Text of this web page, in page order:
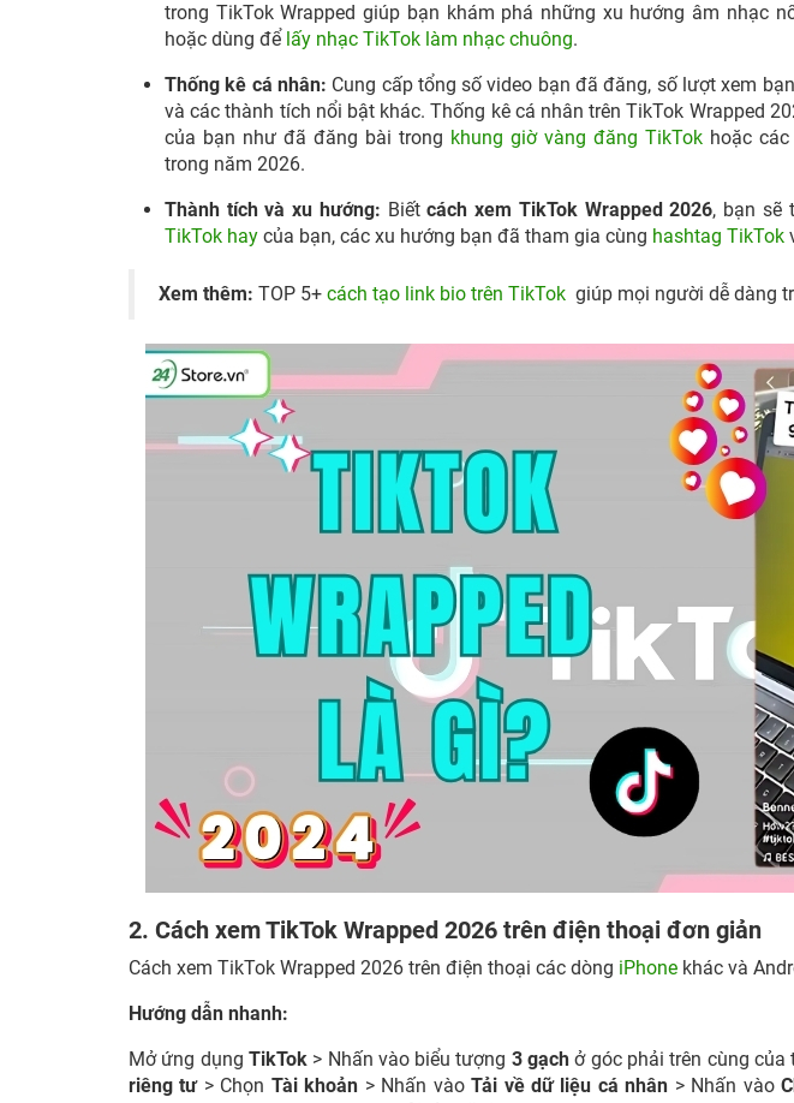
trong TikTok Wrapped giúp bạn khám phá những xu hướng âm nhạc
hoặc dùng để lấy nhạc TikTok làm nhạc chuông.
Thống kê cá nhân: Cung cấp tổng số video bạn đã đăng, số lượt xem
và các thành tích nổi bật khác. Thống kê cá nhân trên TikTok Wrapped
của bạn như đã đăng bài trong khung giờ vàng đăng TikTok hoặc
trong năm 2026.
Thành tích và xu hướng: Biếtcách xem TikTok Wrapped 2026, bạn sẽ
TikTok hay của bạn, các xu hướng bạn đã tham gia cùng hashtag TikTok
Xem thêm: TOP 5+ cách tạo link bio trên TikTok giúp mọi người dễ dàng
2. Cách xem TikTok Wrapped 2026 trên điện thoại đơn giản
Cách xem TikTok Wrapped 2026 trên điện thoại các dòng iPhone khác và
Hướng dẫn nhanh:
Mở ứng dụng TikTok> Nhấn vào biểu tượng 3 gạch ở góc phải trên cùng của
riêng tư> Chọn Tài khoản > Nhấn vàoTải về dữ liệu cá nhân > Nhấn vào